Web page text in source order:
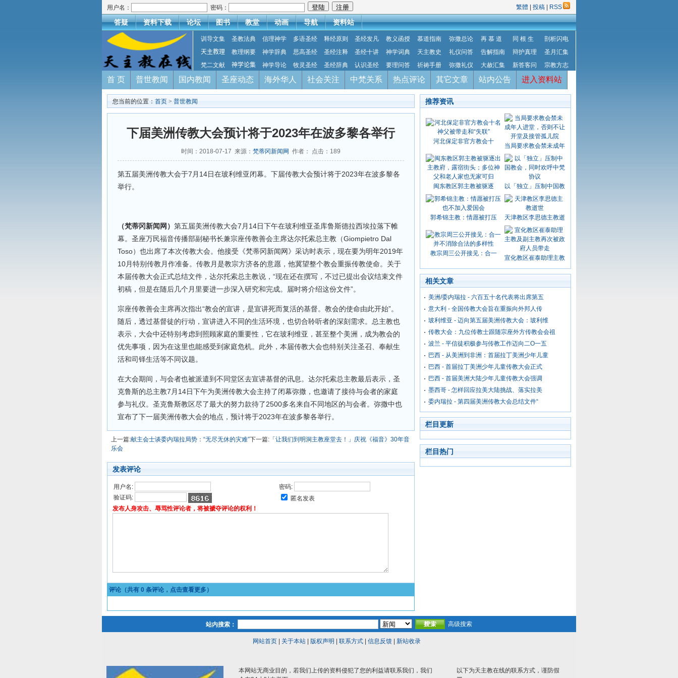
用户名： 密码： 繁體 投稿 RSS
答疑 资料下载 论坛 图书 教堂 动画 导航 资料站
训导文集 圣教法典 信理神学 多语圣经 释经原则 圣经发凡 教义函授 慕道指南 弥撒总论 再 慕 道 同 根 生
剖析闪电
天主教理
教理纲要 神学辞典 思高圣经 圣经注释 圣经十讲 神学词典 天主教史 礼仪问答 告解指南 辩护真理
圣月汇集
梵二文献
神学论集 神学导论 牧灵圣经 圣经辞典 认识圣经 要理问答 祈祷手册 弥撒礼仪 大赦汇集 新答客问 宗教方志
首 页 普世教闻 国内教闻 圣座动态 海外华人 社会关注 中梵关系 热点评论 其它文章 站内公告 进入资料站
您当前的位置： 首页 > 普世教闻
下届美洲传教大会预计将于2023年在波多黎各举行
时间：2018-07-17 来源： 梵蒂冈新闻网 作者： 点击： 189
第五届美洲传教大会于7月14日在玻利维亚闭幕。下届传教大会预计将于2023年在波多黎各
举行。
（梵蒂冈新闻网） 第五届美洲传教大会7月14日下午在玻利维亚圣库鲁斯德拉西埃拉落下帷
幕。圣座万民福音传播部副秘书长兼宗座传教善会主席达尔托索总主教（Giompietro Dal
Toso）也出席了本次传教大会。他接受《梵蒂冈新闻网》采访时表示，现在要为明年2019年
10月特别传教月作准备。传教月是教宗方济各的意愿，他冀望整个教会重振传教使命。关于
本届传教大会正式总结文件，达尔托索总主教说，“现在还在撰写，不过已提出会议结束文件
初稿，但是在随后几个月里要进一步深入研究和完成。届时将介绍这份文件”。
宗座传教善会主席再次指出“教会的宣讲，是宣讲死而复活的基督。教会的使命由此开始”。
随后，透过基督徒的行动，宣讲进入不同的生活环境，也切合聆听者的深刻需求。总主教也
表示，大会中还特别考虑到照顾家庭的重要性，它在玻利维亚，甚至整个美洲，成为教会的
优先事项，因为在这里也能感受到家庭危机。此外，本届传教大会也特别关注圣召、奉献生
活和司铎生活等不同议题。
在大会期间，与会者也被派遣到不同堂区去宣讲基督的讯息。达尔托索总主教最后表示，圣
克鲁斯的总主教7月14日下午为美洲传教大会主持了闭幕弥撒，也邀请了接待与会者的家庭
参与礼仪。圣克鲁斯教区尽了最大的努力款待了2500多名来自不同地区的与会者。弥撒中也
宣布了下一届美洲传教大会的地点，预计将于2023年在波多黎各举行。
上一篇:献主会士谈委内瑞拉局势：“无尽无休的灾难”下一篇: 「让我们到明洞主教座堂去！」庆祝《福音》30年音
乐会
发表评论
用户名:
密码:
验证码:
匿名发表
发布人身攻击、辱骂性评论者，将被褫夺评论的权利！
评论（共有 0 条评论，点击查看更多）
推荐资讯
河北保定非官方教会十
当局要求教会禁未成年
闽东教区郭主教被驱逐 以「独立」压制中国教
郭希锦主教：情愿被打压 天津教区李思德主教逝
教宗周三公开接见：合一
宣化教区崔泰助理主教
相关文章
美洲/委内瑞拉 - 六百五十名代表将出席第五
意大利 - 全国传教大会旨在重振向外邦人传
玻利维亚 - 迈向第五届美洲传教大会：玻利维
传教大会：九位传教士跟随宗座外方传教会会祖
波兰 - 平信徒积极参与传教工作迈向二O一五
巴西 - 从美洲到非洲：首届拉丁美洲少年儿童
巴西 - 首届拉丁美洲少年儿童传教大会正式
巴西 - 首届美洲大陆少年儿童传教大会强调
墨西哥 - 怎样回应拉美大陆挑战、落实拉美
委内瑞拉 - 第四届美洲传教大会总结文件“
栏目更新
栏目热门
站内搜索： 高级搜索
网站首页| 关于本站| 版权声明 联系方式| 信息反馈| 新站收录
本网站无商业目的，若我们上传的资料侵犯了您的利益请联系我们，我们
以下为天主教在线的联系方式，谨防假